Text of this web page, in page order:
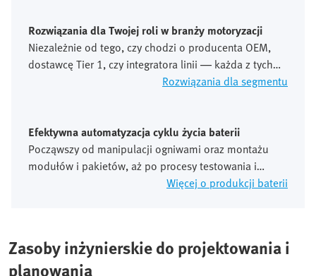
koncepcji automatyzacji.
Rozwiązania dla Twojej roli w branży motoryzacji
Niezależnie od tego, czy chodzi o producenta OEM,
dostawcę Tier 1, czy integratora linii — każda z tych
ról stawia odmienne wymagania w zakresie
całym łańcuchu wartości.
Rozwiązania dla segmentu
Efektywna automatyzacja cyklu życia baterii
Począwszy od manipulacji ogniwami oraz montażu
modułów i pakietów, aż po procesy testowania i
recyklingu, produkcja baterii stawia wysokie
kosztowej.
Więcej o produkcji baterii
Zasoby inżynierskie do projektowania i
planowania